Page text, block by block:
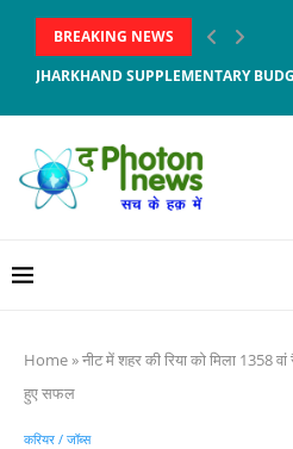
BREAKING NEWS
JHARKHAND SUPPLEMENTARY
Home»नीट में शहर की रिया काे मिला 1358
हुए सफल
करियर / जॉब्स